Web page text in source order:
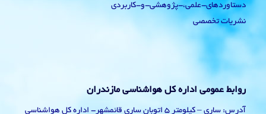
دستاوردهای-علمی،-پژوهشی-و-کاربردی
نشریات تخصصی
روابط عمومی اداره کل هواشناسی مازندران
آدرس: ساری – کیلومتر 5 اتوبان ساری قائمشهر- اداره کل هواشناسی